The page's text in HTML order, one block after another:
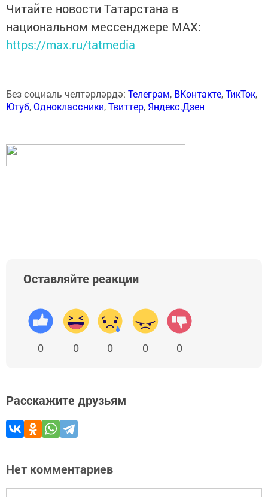
Читайте новости Татарстана в
национальном мессенджере MАХ:
https://max.ru/tatmedia
Без социаль челтәрләрдә: Телеграм, ВКонтакте,ТикТок,
Ютуб,Одноклассники,Твиттер, Яндекс.Дзен
Оставляйте реакции
0 0 0 0 0
Расскажите друзьям
Нет комментариев